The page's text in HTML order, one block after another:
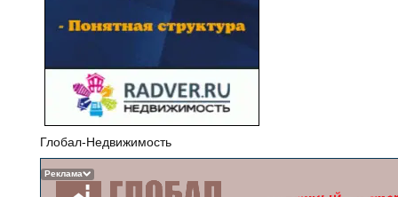
Реклама
Глобал-Недвижимость